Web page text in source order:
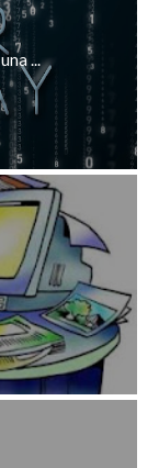
...